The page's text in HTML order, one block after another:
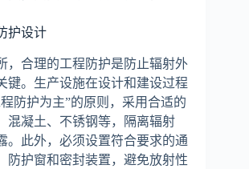
护设计
，合理的工程防护是防止辐射外
键。生产设施在设计和建设过程
防护为主”的原则，采用合适的
混凝土、不锈钢等，隔离辐射
。此外，必须设置符合要求的通
防护窗和密封装置，避免放射性